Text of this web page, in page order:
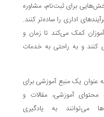
برای ثبت‌نام، مشاوره
اداری را ساده‌تر کنند.
کمک می‌کند تا زمان و
و به راحتی به خدمات
یک منبع آموزشی برای
آموزشی، مقالات و
می‌توانند به یادگیری